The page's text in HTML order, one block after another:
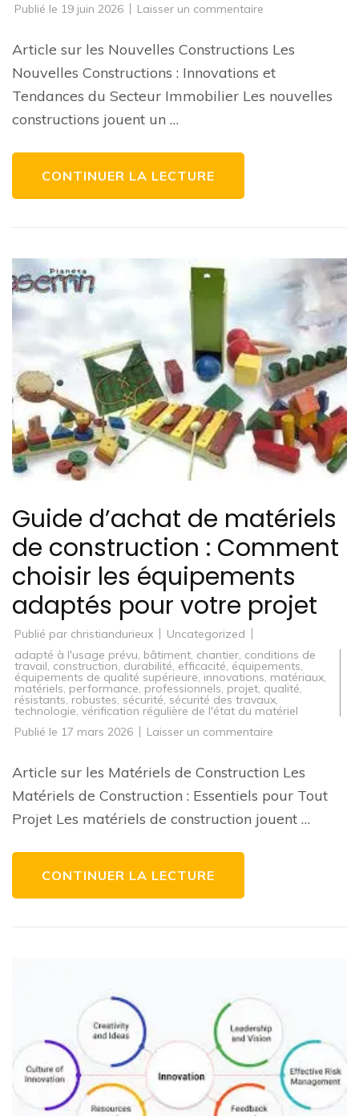
Publié le 19 juin 2026 Laisser un commentaire
Tendances
dans
Nouvelles
:
Article sur les Nouvelles Constructions Les
Nouvelles Constructions : Innovations et
Tendances du Secteur Immobilier Les nouvelles
constructions jouent un …
CONTINUER LA LECTURE
Guide d’achat de matériels
de construction : Comment
choisir les équipements
adaptés pour votre projet
Publié par christiandurieux
Uncategorized
adapté à l'usage prévu, bâtiment, chantier, conditions de
travail, construction, durabilité, efficacité, équipements,
équipements de qualité supérieure, innovations, matériaux,
matériels, performance, professionnels, projet, qualité,
résistants, robustes, sécurité, sécurité des travaux,
technologie, vérification régulière de l'état du matériel
Publié le 17 mars 2026 Laisser un commentaire
de
matériels
construction
Comment
Article sur les Matériels de Construction Les
Matériels de Construction : Essentiels pour Tout
Projet Les matériels de construction jouent …
CONTINUER LA LECTURE